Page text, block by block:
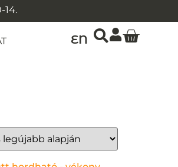
14.
EN